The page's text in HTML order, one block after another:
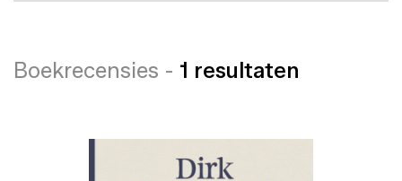
Boekrecensies - 1 resultaten